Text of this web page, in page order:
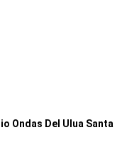
Ondas Del Ulua Santa